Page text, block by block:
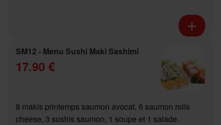
SM12 - Menu Sushi Maki Sashimi
17.90 €
8 makis printemps saumon avocat, 6 saumon rolls
cheese, 3 sushis saumon, 1 soupe et 1 salade.